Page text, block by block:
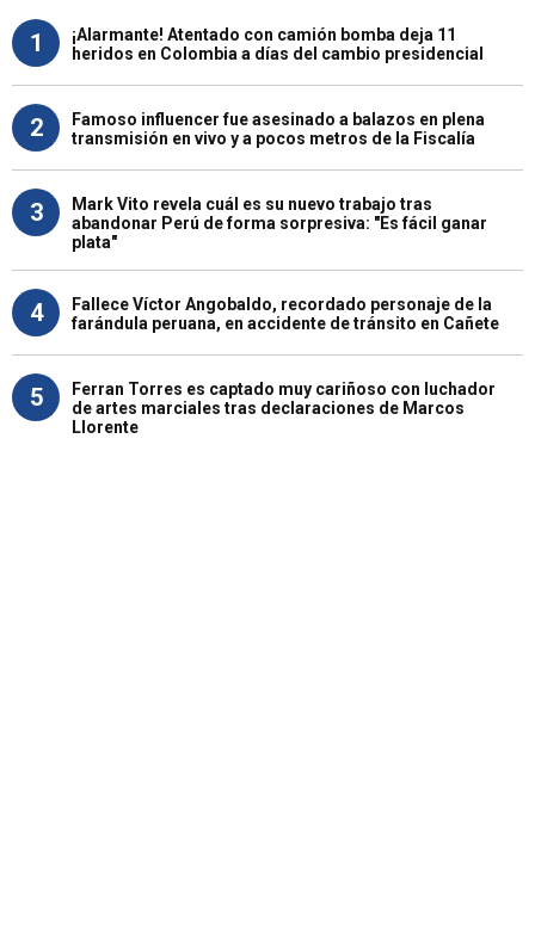
1
¡Alarmante! Atentado con camión bomba deja 11
heridos en Colombia a días del cambio presidencial
2
Famoso influencer fue asesinado a balazos en plena
transmisión en vivo y a pocos metros de la Fiscalía
3
Mark Vito revela cuál es su nuevo trabajo tras
abandonar Perú de forma sorpresiva: "Es fácil ganar
plata"
4
Fallece Víctor Angobaldo, recordado personaje de la
farándula peruana, en accidente de tránsito en Cañete
5
Ferran Torres es captado muy cariñoso con luchador
de artes marciales tras declaraciones de Marcos
Llorente